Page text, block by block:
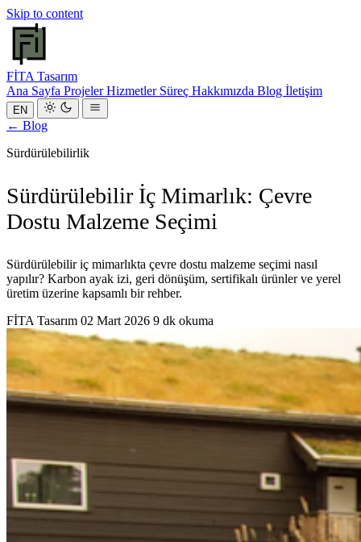
Skip to content
FİTA Tasarım
Ana Sayfa ProjelerHizmetler Süreç Hakkımızda Blog İletişim
EN
← Blog
Sürdürülebilirlik
Sürdürülebilir İç Mimarlık: Çevre
Dostu Malzeme Seçimi
Sürdürülebilir iç mimarlıkta çevre dostu malzeme seçimi nasıl
yapılır? Karbon ayak izi, geri dönüşüm, sertifikalı ürünler ve yerel
üretim üzerine kapsamlı bir rehber.
FİTA Tasarım 02 Mart 2026 9 dk okuma